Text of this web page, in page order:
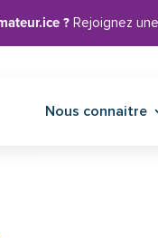
?Rejoignez
Nous connaitre